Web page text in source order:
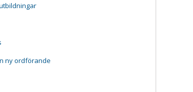
ny ordförande